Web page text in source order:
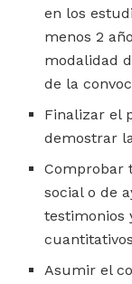
en los
menos 2
modalidad
de la
Finalizar el
demostrar
Comprobar
social o de
testimonios
Asumir el